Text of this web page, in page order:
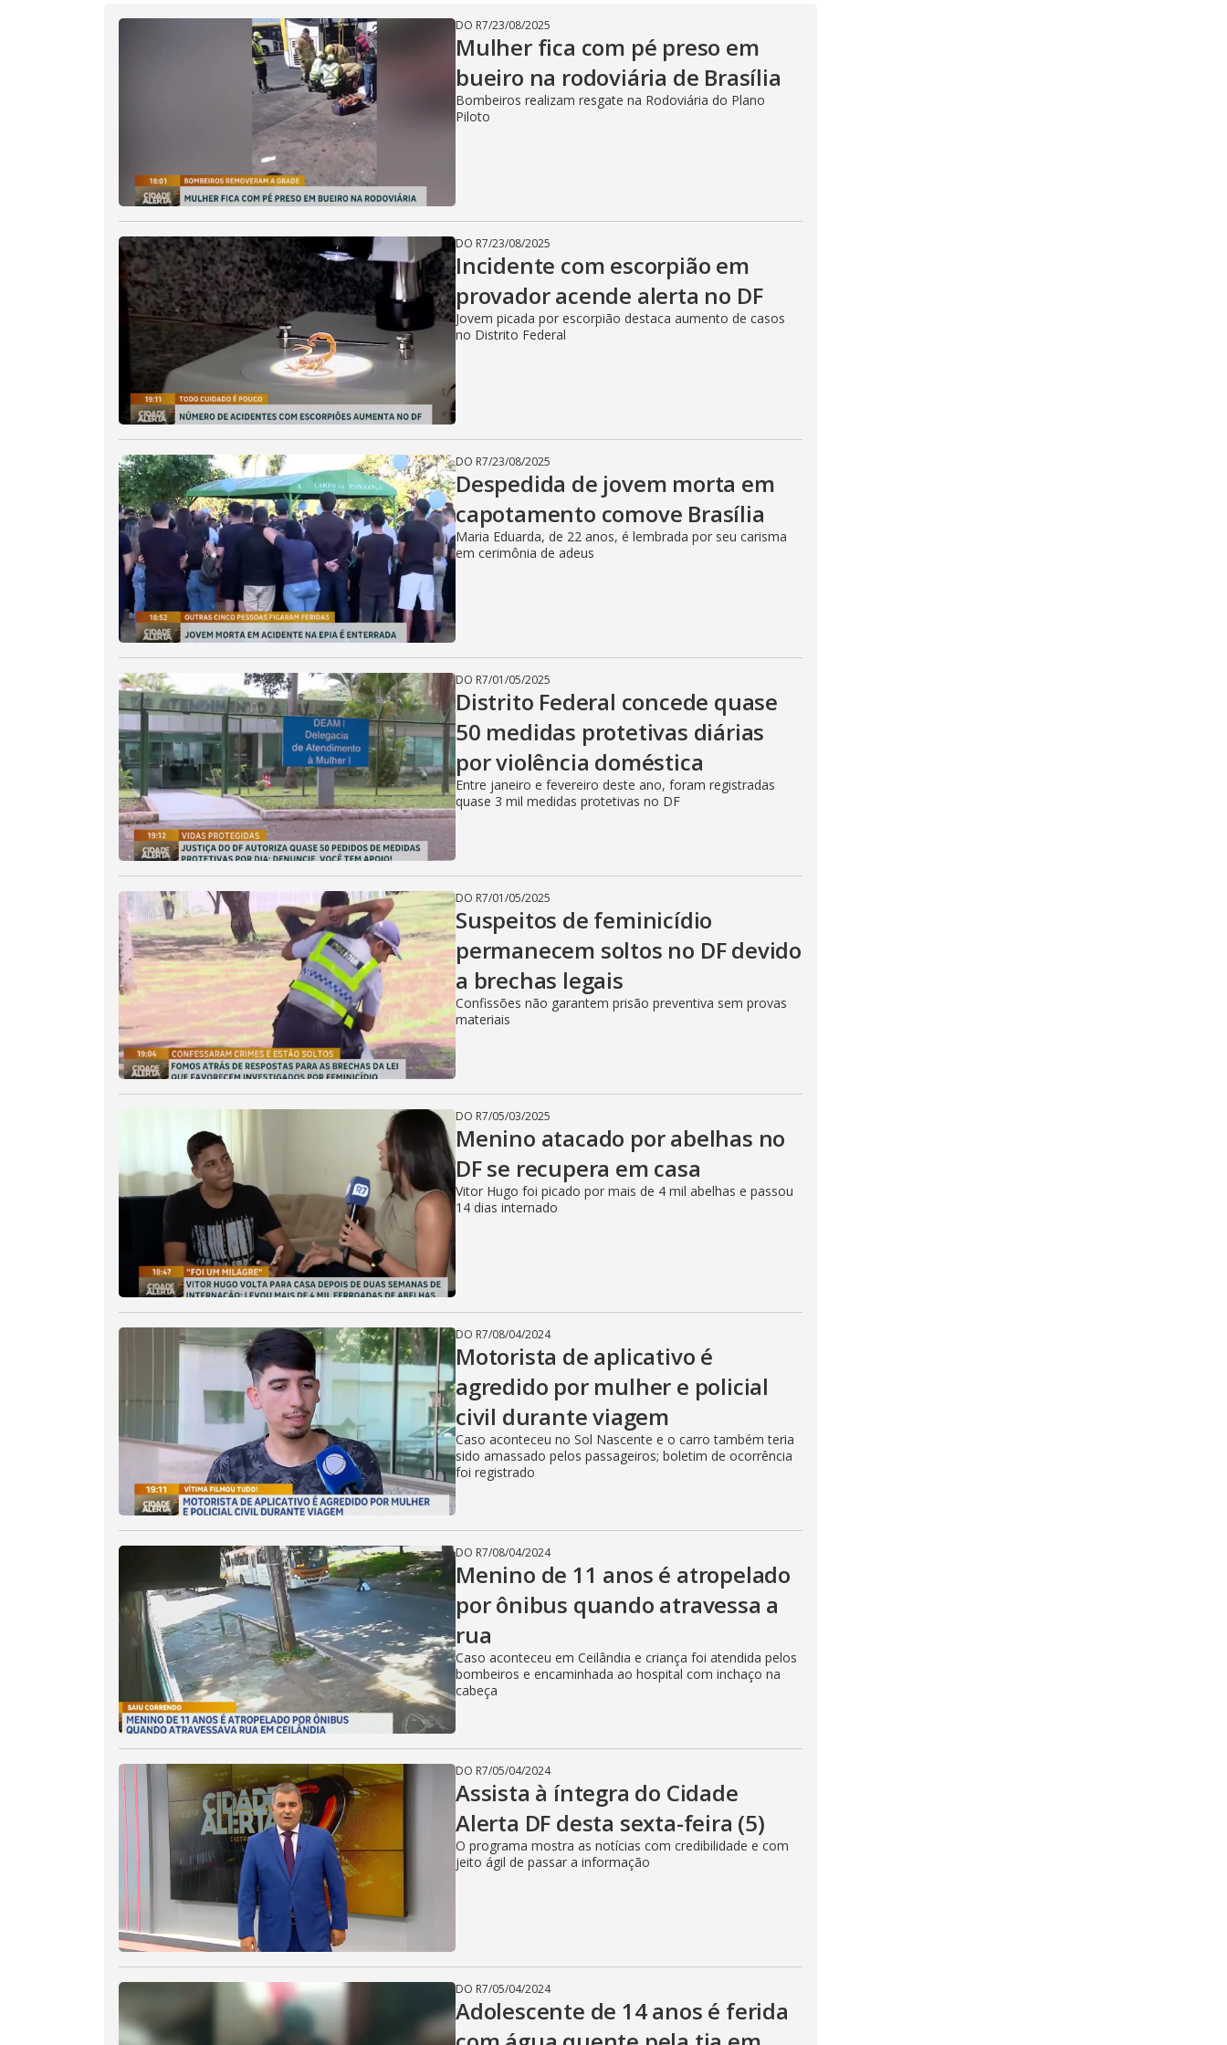
V
i
d
e
o
DO R7/23/08/2025
Mulher fica com pé preso em
bueiro na rodoviária de Brasília
Bombeiros realizam resgate na Rodoviária do Plano
Piloto
DO R7/23/08/2025
Incidente com escorpião em
provador acende alerta no DF
Jovem picada por escorpião destaca aumento de casos
no Distrito Federal
DO R7/23/08/2025
Despedida de jovem morta em
capotamento comove Brasília
Maria Eduarda, de 22 anos, é lembrada por seu carisma
em cerimônia de adeus
DO R7/01/05/2025
Distrito Federal concede quase
50 medidas protetivas diárias
por violência doméstica
Entre janeiro e fevereiro deste ano, foram registradas
quase 3 mil medidas protetivas no DF
DO R7/01/05/2025
Suspeitos de feminicídio
permanecem soltos no DF devido
a brechas legais
Confissões não garantem prisão preventiva sem provas
materiais
DO R7/05/03/2025
Menino atacado por abelhas no
DF se recupera em casa
Vitor Hugo foi picado por mais de 4 mil abelhas e passou
14 dias internado
DO R7/08/04/2024
Motorista de aplicativo é
agredido por mulher e policial
civil durante viagem
Caso aconteceu no Sol Nascente e o carro também teria
sido amassado pelos passageiros; boletim de ocorrência
foi registrado
DO R7/08/04/2024
Menino de 11 anos é atropelado
por ônibus quando atravessa a
rua
Caso aconteceu em Ceilândia e criança foi atendida pelos
bombeiros e encaminhada ao hospital com inchaço na
cabeça
DO R7/05/04/2024
Assista à íntegra do Cidade
Alerta DF desta sexta-feira (5)
O programa mostra as notícias com credibilidade e com
jeito ágil de passar a informação
DO R7/05/04/2024
Adolescente de 14 anos é ferida